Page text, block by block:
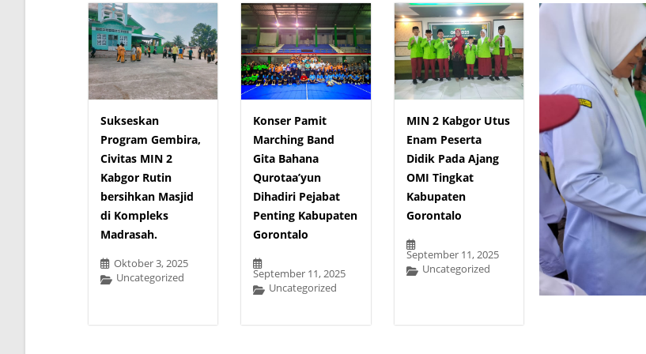
Sukseskan
Program Gembira,
Civitas MIN 2
Kabgor Rutin
bersihkan Masjid
di Kompleks
Madrasah.
Oktober 3, 2025
Uncategorized
Konser Pamit
Marching Band
Gita Bahana
Qurotaa’yun
Dihadiri Pejabat
Penting Kabupaten
Gorontalo
September 11, 2025
Uncategorized
MIN 2 Kabgor Utus
Enam Peserta
Didik Pada Ajang
OMI Tingkat
Kabupaten
Gorontalo
September 11, 2025
Uncategorized